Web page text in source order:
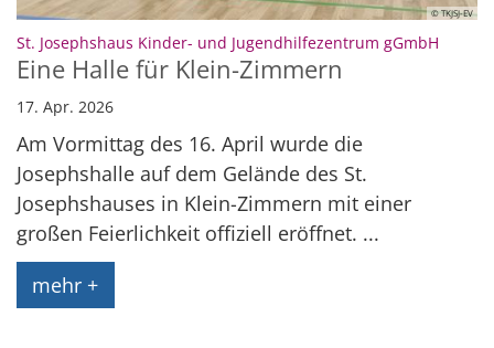
© TKJSJ-EV
St. Josephshaus Kinder- und Jugendhilfezentrum gGmbH
Eine Halle für Klein-Zimmern
17. Apr. 2026
Am Vormittag des 16. April wurde die
Josephshalle auf dem Gelände des St.
Josephshauses in Klein-Zimmern mit einer
großen Feierlichkeit offiziell eröffnet. ...
mehr +